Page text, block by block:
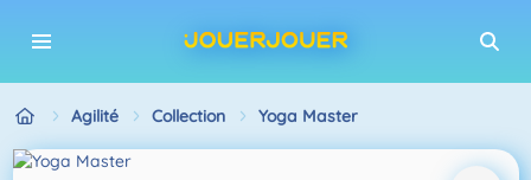
Agilité Collection Yoga Master